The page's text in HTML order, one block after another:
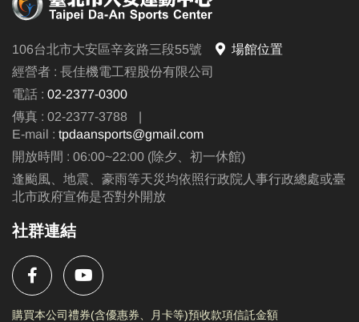
106台北市大安區辛亥路三段55號
場館位置
經營者 : 長佳機電工程股份有限公司
電話 : 02-2377-0300
傳真 : 02-2377-3788
|
E-mail : tpdaansports@gmail.com
開放時間 : 06:00~22:00 (除夕、初一休館)
逢颱風、地震、豪雨等天災均依照行政院人事行政總處或臺
北市政府宣佈是否對外開放
社群連結
購買本公司禮券(含優惠券、月卡等)預收款項信託金額